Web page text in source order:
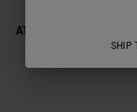
ATENCIÓN AL CLIENTE
SHIP